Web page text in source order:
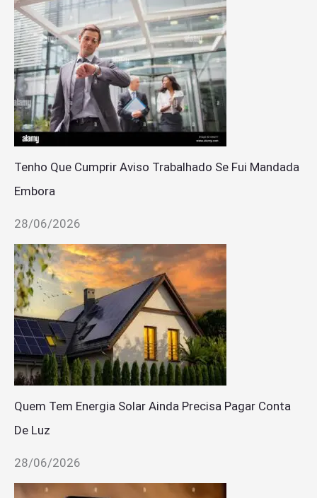
Tenho Que Cumprir Aviso Trabalhado Se Fui Mandada
Embora
28/06/2026
Quem Tem Energia Solar Ainda Precisa Pagar Conta
De Luz
28/06/2026